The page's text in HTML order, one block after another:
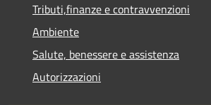
Tributi,finanze e contravvenzioni
Ambiente
Salute, benessere e assistenza
Autorizzazioni